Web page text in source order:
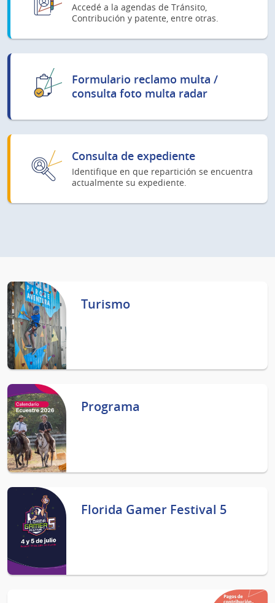
Accedé a la agendas de Tránsito,
Contribución y patente, entre otras.
Formulario reclamo multa /
consulta foto multa radar
Consulta de expediente
Identifique en que repartición se encuentra
actualmente su expediente.
Turismo
Programa
Florida Gamer Festival 5